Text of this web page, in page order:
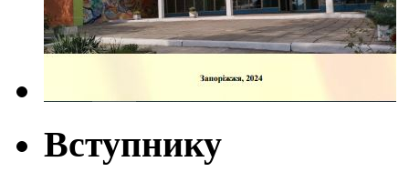
Вступнику